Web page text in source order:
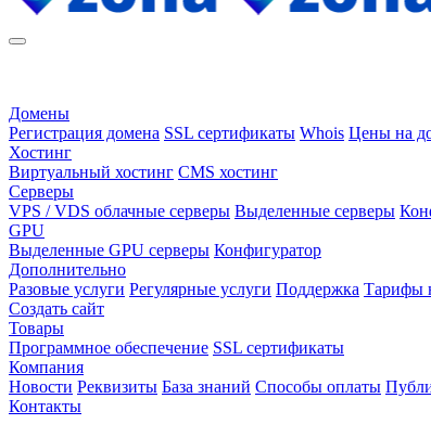
Домены
Регистрация домена SSL сертификаты Whois Цены на
Хостинг
Виртуальный хостинг CMS хостинг
Серверы
VPS / VDS облачные серверы Выделенные серверы
GPU
Выделенные GPU серверы Конфигуратор
Дополнительно
Разовые услуги Регулярные услуги Поддержка Тарифы
Создать сайт
Товары
Программное обеспечение SSL сертификаты
Компания
Новости Реквизиты База знаний Способы оплаты
Контакты